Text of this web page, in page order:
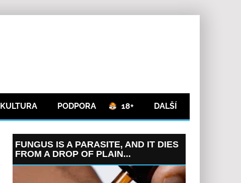
KULTURA PODPORA 18+ DALŠÍ
FUNGUS IS A PARASITE, AND IT DIES
FROM A DROP OF PLAIN...